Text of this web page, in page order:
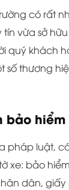
có rất
tín vừa sở
quý khách
số thương
pháp luật,
xe: bảo
dân,